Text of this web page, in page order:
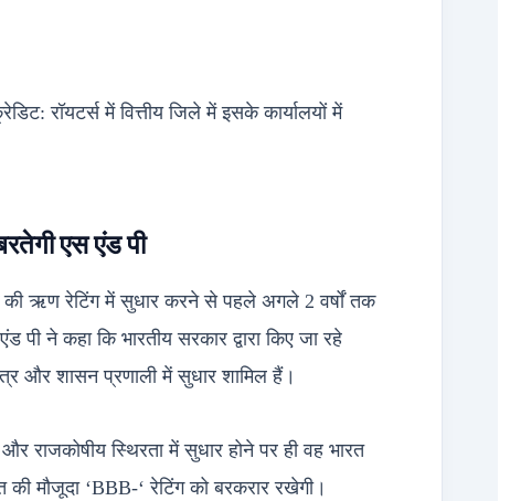
रॉयटर्स में वित्तीय जिले में इसके कार्यालयों में
एस एंड पी
की ऋण रेटिंग में सुधार करने से पहले अगले 2 वर्षों तक
ने कहा कि भारतीय सरकार द्वारा किए जा रहे
और शासन प्रणाली में सुधार शामिल हैं।
राजकोषीय स्थिरता में सुधार होने पर ही वह भारत
मौजूदा ‘BBB-‘ रेटिंग को बरकरार रखेगी।